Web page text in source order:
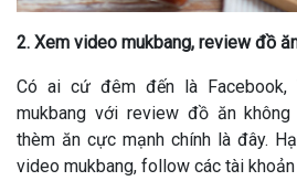
2. Xem video mukbang, review đồ
Có ai cứ đêm đến là Facebook,
mukbang với review đồ ăn không
thèm ăn cực mạnh chính là đây.
video mukbang, follow các tài